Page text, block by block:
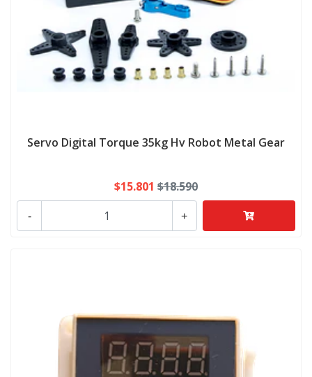
Servo Digital Torque 35kg Hv Robot Metal Gear
$15.801 $18.590
+
-